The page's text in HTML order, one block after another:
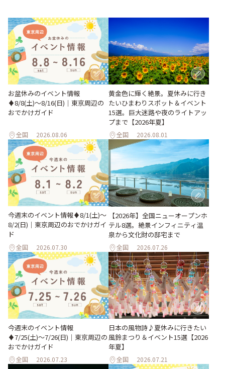
お盆休みのイベント情報
♦︎8/8(土)〜8/16(日)｜東京周辺の
おでかけガイド
全国 2026.08.06
黄金色に輝く絶景。夏休みに行き
たいひまわりスポット＆イベント
15選。巨大迷路や夜のライトアッ
プまで【2026年夏】
全国 2026.08.01
今週末のイベント情報♦︎8/1(土)〜
8/2(日)｜東京周辺のおでかけガイ
ド
全国 2026.07.30
【2026年】全国ニューオープンホ
テル8選。絶景インフィニティ温
泉から文化財の邸宅まで
全国 2026.07.26
今週末のイベント情報
♦︎7/25(土)〜7/26(日)｜東京周辺の
おでかけガイド
全国 2026.07.23
日本の風物詩♪夏休みに行きたい
風鈴まつり＆イベント15選【2026
年夏】
全国 2026.07.21